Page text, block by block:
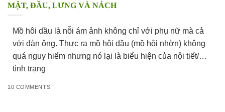
MẶT, ĐẦU, LƯNG VÀ NÁCH
Mồ hôi dầu là nỗi ám ảnh không chỉ với phụ nữ mà cả
với đàn ông. Thực ra mồ hôi dầu (mồ hôi nhờn) không
quá nguy hiểm nhưng nó lại là biểu hiện của nội tiết/
tình trạng
10 COMMENTS